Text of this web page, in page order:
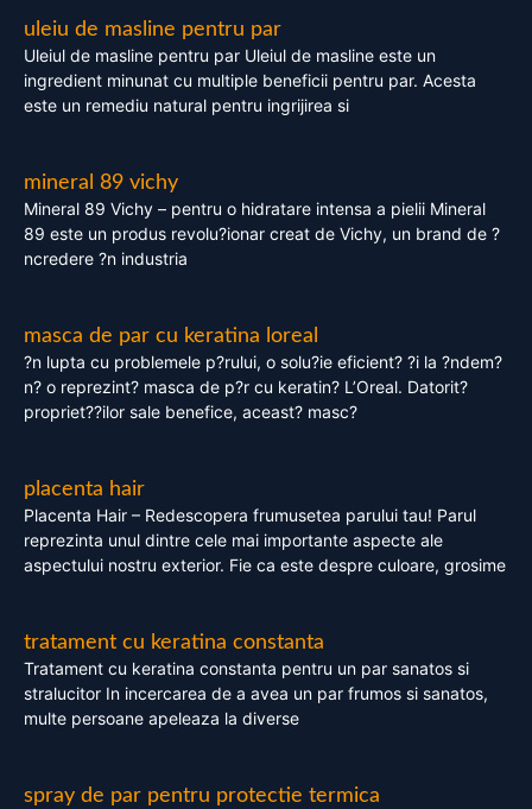
uleiu de masline pentru par
Uleiul de masline pentru par Uleiul de masline este un
ingredient minunat cu multiple beneficii pentru par. Acesta
este un remediu natural pentru ingrijirea si
mineral 89 vichy
Mineral 89 Vichy – pentru o hidratare intensa a pielii Mineral
89 este un produs revolu?ionar creat de Vichy, un brand de ?
ncredere ?n industria
masca de par cu keratina loreal
?n lupta cu problemele p?rului, o solu?ie eficient? ?i la ?ndem?
n? o reprezint? masca de p?r cu keratin? L’Oreal. Datorit?
propriet??ilor sale benefice, aceast? masc?
placenta hair
Placenta Hair – Redescopera frumusetea parului tau! Parul
reprezinta unul dintre cele mai importante aspecte ale
aspectului nostru exterior. Fie ca este despre culoare, grosime
tratament cu keratina constanta
Tratament cu keratina constanta pentru un par sanatos si
stralucitor In incercarea de a avea un par frumos si sanatos,
multe persoane apeleaza la diverse
spray de par pentru protectie termica